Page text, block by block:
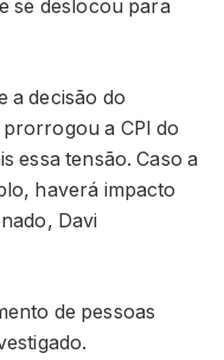
se deslocou para
a decisão do
a CPI do
essa tensão. Caso a
haverá impacto
Davi
de pessoas